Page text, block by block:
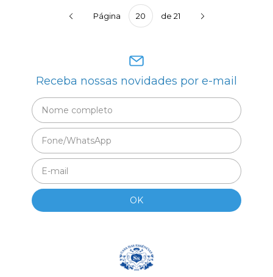
Página de 21
Receba nossas novidades por e-mail